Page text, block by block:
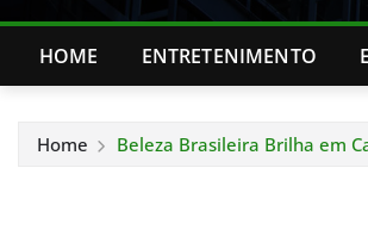
HOME ENTRETENIMENTO
Home Beleza Brasileira Brilha em